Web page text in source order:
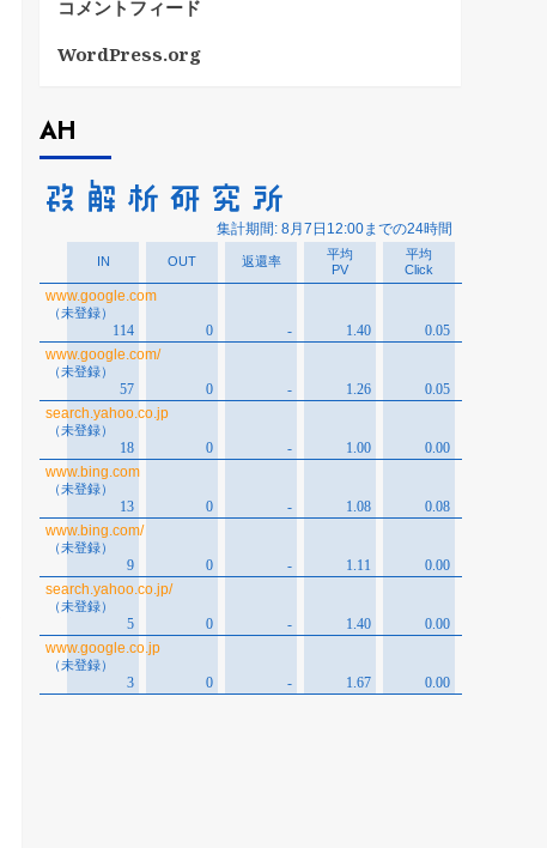
コメントフィード
WordPress.org
AH